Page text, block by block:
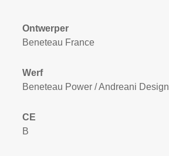
Ontwerper
Beneteau France
Werf
Beneteau Power / Andreani Design
CE
B